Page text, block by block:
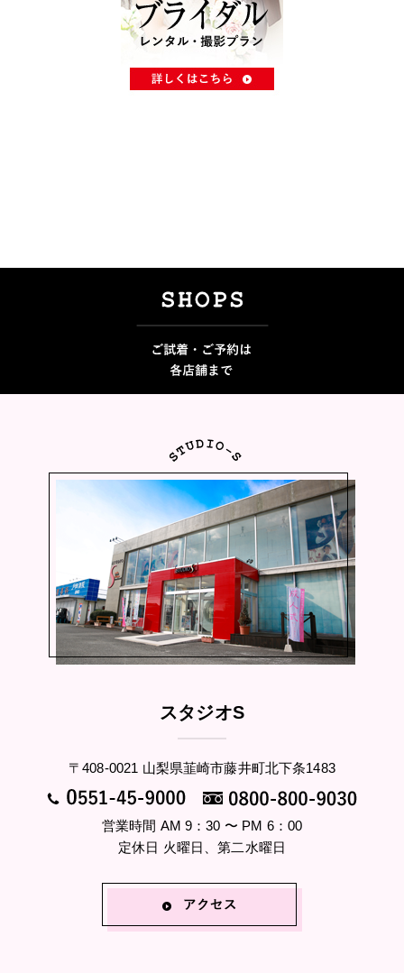
スタジオS
〒408-0021 山梨県韮崎市藤井町北下条1483
営業時間 AM 9：30 〜 PM 6：00
定休日 火曜日、第二水曜日